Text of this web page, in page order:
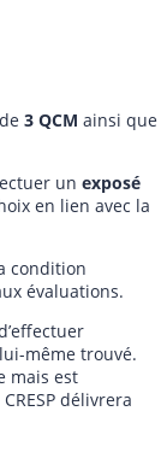
3 QCM ainsi que
un exposé
en lien avec la
condition
évaluations.
même trouvé.
mais est
délivrera